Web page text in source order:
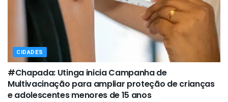
CIDADES
#Chapada: Utinga inicia Campanha de
Multivacinação para ampliar proteção de crianças
e adolescentes menores de 15 anos